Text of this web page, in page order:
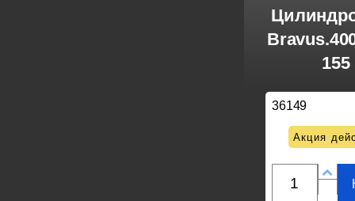
36149
Акция